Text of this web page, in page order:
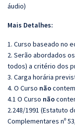
áudio)
Mais Detalhes:
1. Curso baseado no
2. Serão abordados
todos) a critério dos
3. Carga horária
4. O Curso não
4.1 O Curso não
2.248/1991 (Estatuto
Complementares nº